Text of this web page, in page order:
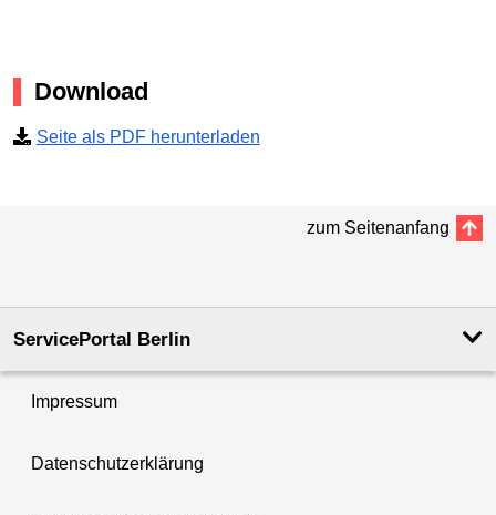
Download
Seite als PDF herunterladen
zum Seitenanfang
ServicePortal Berlin
Impressum
Datenschutzerklärung